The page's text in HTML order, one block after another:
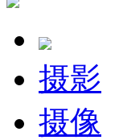
摄影
摄像